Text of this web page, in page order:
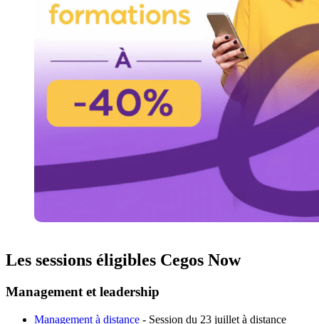
Les sessions éligibles Cegos Now
Management et leadership
Management à distance - Session du 23 juillet à distance